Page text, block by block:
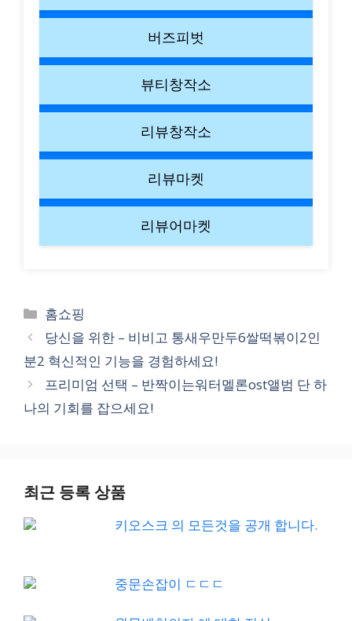
버즈피벗
뷰티창작소
리뷰창작소
리뷰마켓
리뷰어마켓
Categories
홈쇼핑
당신을 위한 – 비비고 통새우만두6쌀떡볶이2인
분2 혁신적인 기능을 경험하세요!
프리미엄 선택 – 반짝이는워터멜론ost앨범 단 하
나의 기회를 잡으세요!
최근 등록 상품
키오스크 의 모든것을 공개 합니다.
중문손잡이 ㄷㄷㄷ